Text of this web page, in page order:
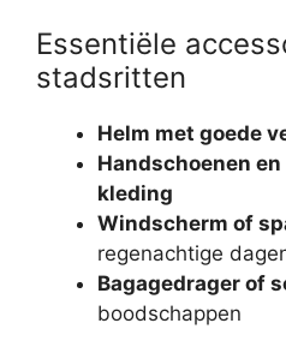
Essentiële
stadsritten
Helm met goede
Handschoenen
kleding
Windscherm of
regenachtige
Bagagedrager of
boodschappen